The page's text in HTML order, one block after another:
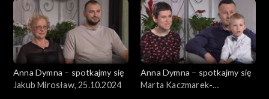
Anna Dymna – spotkajmy się
Jakub Mirosław, 25.10.2024
Anna Dymna – spotkajmy się
Marta Kaczmarek-